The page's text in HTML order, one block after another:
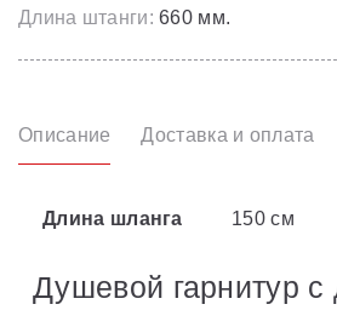
Длина штанги: 660 мм.
Описание Доставка и оплата
Длина шланга 150 см
Душевой гарнитур